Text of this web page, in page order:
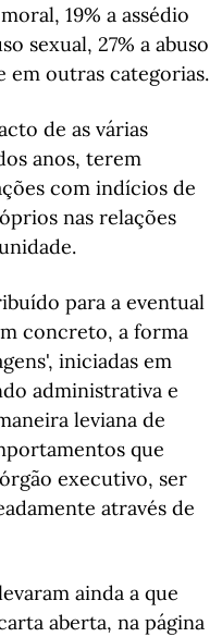
19% a assédio
sexual, 27% a abuso
em outras categorias.
de as várias
anos, terem
com indícios de
nas relações
para a eventual
concreto, a forma
iniciadas em
administrativa e
leviana de
que
executivo, ser
através de
ainda a que
aberta, na página